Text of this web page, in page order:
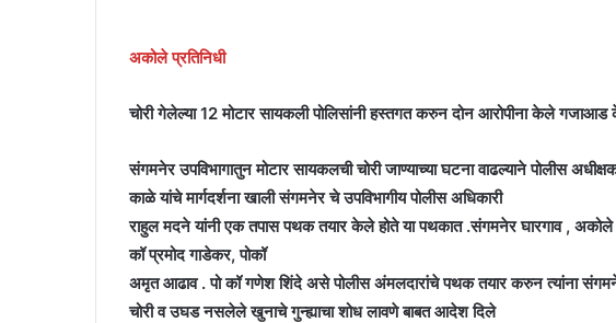
अकोले प्रतिनिधी
चोरी गेलेल्या 12 मोटार सायकली पोलिसांनी हस्तगत करुन दोन आरोपीना केले
संगमनेर उपविभागातुन मोटार सायकलची चोरी जाण्याच्या घटना वाढल्याने पोलीस
काळे यांचे मार्गदर्शना खाली संगमनेर चे उपविभागीय पोलीस अधिकारी
राहुल मदने यांनी एक तपास पथक तयार केले होते या पथकात .संगमनेर घारगाव , अकोले
कॉ प्रमोद गाडेकर, पोकॉ
अमृत आढाव . पो कॉ गणेश शिंदे असे पोलीस अंमलदारांचे पथक तयार करुन त्यांना
चोरी व उघड नसलेले खुनाचे गुन्ह्याचा शोध लावणे बाबत आदेश दिले